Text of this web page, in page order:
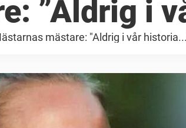
”Aldrig i
mästare: "Aldrig i vår